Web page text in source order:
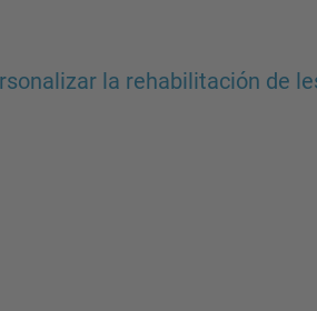
la rehabilitación de